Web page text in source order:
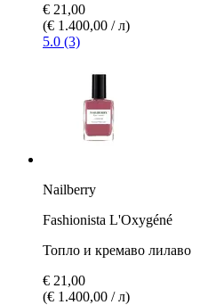
€ 21,00
(€ 1.400,00 / л)
5.0 (3)
Nailberry
Fashionista L'Oxygéné
Топло и кремаво лилаво
€ 21,00
(€ 1.400,00 / л)